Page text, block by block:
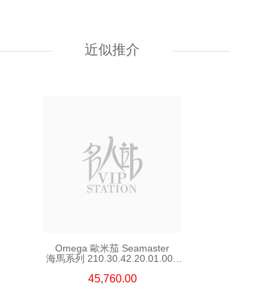
近似推介
鋼 遊艇 灰面
107,000.00
Omega 歐米茄 Seamaster
海馬系列 210.30.42.20.01.002
45,760.00